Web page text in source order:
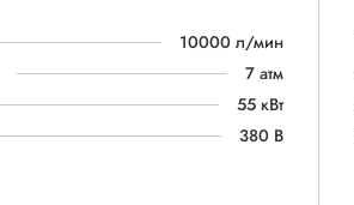
10000 л/мин
7 атм
55 кВт
380 В